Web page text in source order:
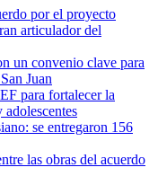
por el proyecto
articulador del
un convenio clave para
Juan
para fortalecer la
se entregaron 156
las obras del acuerdo